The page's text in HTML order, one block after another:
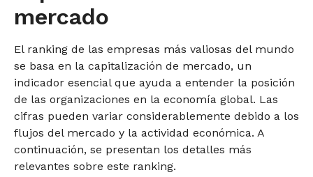
mercado
El ranking de las empresas más valiosas del mundo
se basa en la capitalización de mercado, un
indicador esencial que ayuda a entender la posición
de las organizaciones en la economía global. Las
cifras pueden variar considerablemente debido a los
flujos del mercado y la actividad económica. A
continuación, se presentan los detalles más
relevantes sobre este ranking.